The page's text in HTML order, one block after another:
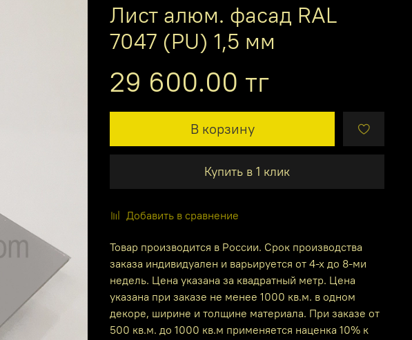
Лист алюм. фасад RAL
7047 (PU) 1,5 мм
29 600.00 тг
В корзину
Купить в 1 клик
Добавить в сравнение
Товар производится в России. Срок производства
заказа индивидуален и варьируется от 4-х до 8-ми
недель. Цена указана за квадратный метр. Цена
указана при заказе не менее 1000 кв.м. в одном
декоре, ширине и толщине материала. При заказе от
500 кв.м. до 1000 кв.м применяется наценка 10% к